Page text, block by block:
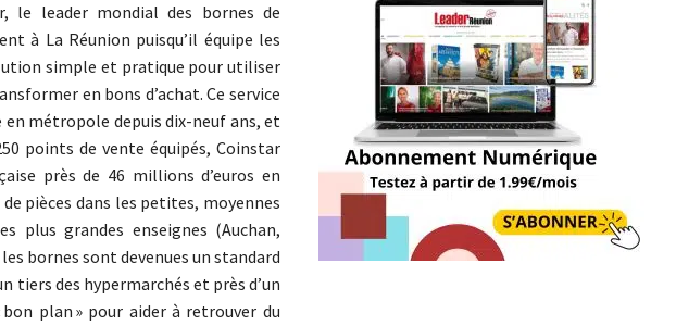
le leader mondial des bornes de
à La Réunion puisqu’il équipe les
simple et pratique pour utiliser
en bons d’achat. Ce service
en métropole depuis dix-neuf ans, et
points de vente équipés, Coinstar
près de 46 millions d’euros en
pièces dans les petites, moyennes
plus grandes enseignes (Auchan,
bornes sont devenues un standard
tiers des hypermarchés et près d’un
plan » pour aider à retrouver du